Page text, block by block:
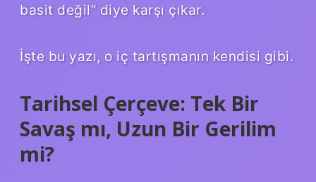
basit değil” diye karşı çıkar.
İşte bu yazı, o iç tartışmanın kendisi gibi.
Tarihsel Çerçeve: Tek Bir
Savaş mı, Uzun Bir Gerilim
mi?